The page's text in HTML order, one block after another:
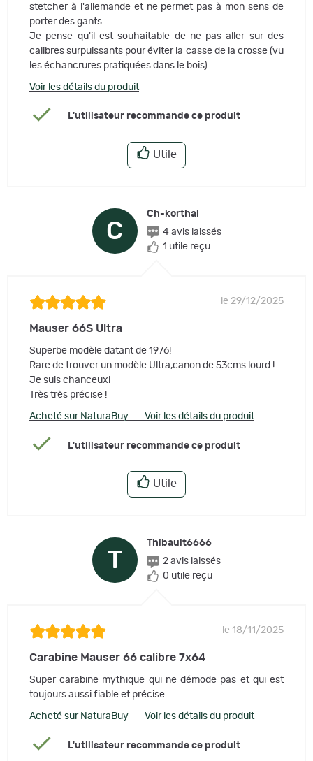
stetcher à l'allemande et ne permet pas à mon sens de
porter des gants
Je pense qu'il est souhaitable de ne pas aller sur des
calibres surpuissants pour éviter la casse de la crosse (vu
les échancrures pratiquées dans le bois)
Voir les détails du produit
L'utilisateur recommande ce produit
Utile
C
Ch-korthal
4 avis laissés
1 utile reçu
le 29/12/2025
Mauser 66S Ultra
Superbe modèle datant de 1976!
Rare de trouver un modèle Ultra,canon de 53cms lourd !
Je suis chanceux!
Très très précise !
Acheté sur NaturaBuy – Voir les détails du produit
L'utilisateur recommande ce produit
Utile
T
Thibault6666
2 avis laissés
0 utile reçu
le 18/11/2025
Carabine Mauser 66 calibre 7x64
Super carabine mythique qui ne démode pas et qui est
toujours aussi fiable et précise
Acheté sur NaturaBuy – Voir les détails du produit
L'utilisateur recommande ce produit